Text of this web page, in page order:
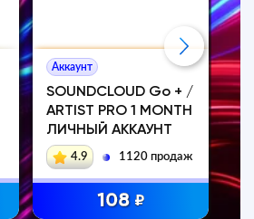
Аккаунт
SOUNDCLOUD Go + /
ARTIST PRO 1 MONTH
ЛИЧНЫЙ АККАУНТ
4.9 1120 продаж
108 ₽